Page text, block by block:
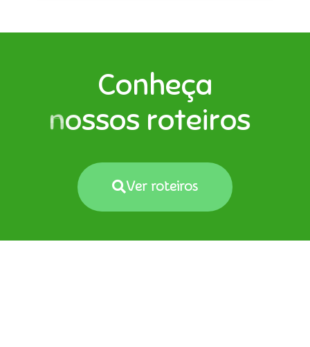
Conheça
nossos passeios
Ver roteiros